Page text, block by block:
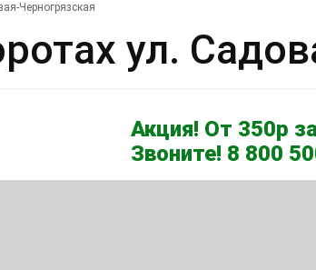
Черногрязская
ул.
Акция! От 350р
Звоните! 8 800